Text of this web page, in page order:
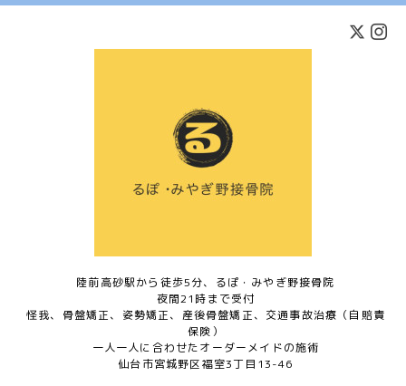
陸前高砂駅から徒歩5分、るぽ・みやぎ野接骨院
夜間21時まで受付
怪我、骨盤矯正、姿勢矯正、産後骨盤矯正、交通事故治療（自賠責
保険）
一人一人に合わせたオーダーメイドの施術
仙台市宮城野区福室3丁目13-46